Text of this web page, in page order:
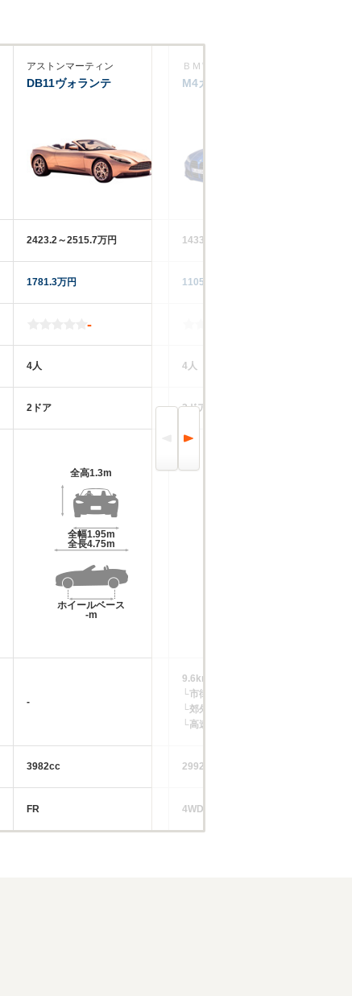
アストンマーティン
DB11ヴォランテ
2423.2～2515.7万円
1781.3万円
-
4人
2ドア
全高1.3m
全幅1.95m
全長4.75m
ホイールベース
-m
-
3982cc
FR
ＢＭＷ
M4カブリオレ
1433～1614万円
1105.3万円
4人
2ドア
9.6km/L
└市街地:6.4～6.6km/L
└郊外:9.9～10.0km/L
└高速道路:11.7～11.8km/L
2992cc
4WD